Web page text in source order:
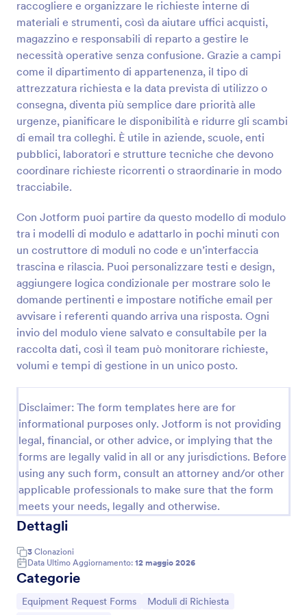
raccogliere e organizzare le richieste interne di
materiali e strumenti, così da aiutare uffici acquisti,
magazzino e responsabili di reparto a gestire le
necessità operative senza confusione. Grazie a campi
come il dipartimento di appartenenza, il tipo di
attrezzatura richiesta e la data prevista di utilizzo o
consegna, diventa più semplice dare priorità alle
urgenze, pianificare le disponibilità e ridurre gli scambi
di email tra colleghi. È utile in aziende, scuole, enti
pubblici, laboratori e strutture tecniche che devono
coordinare richieste ricorrenti o straordinarie in modo
tracciabile.
Con Jotform puoi partire da questo modello di modulo
tra i modelli di modulo e adattarlo in pochi minuti con
un costruttore di moduli no code e un’interfaccia
trascina e rilascia. Puoi personalizzare testi e design,
aggiungere logica condizionale per mostrare solo le
domande pertinenti e impostare notifiche email per
avvisare i referenti quando arriva una risposta. Ogni
invio del modulo viene salvato e consultabile per la
raccolta dati, così il team può monitorare richieste,
volumi e tempi di gestione in un unico posto.
Disclaimer: The form templates here are for
informational purposes only. Jotform is not providing
legal, financial, or other advice, or implying that the
forms are legally valid in all or any jurisdictions. Before
using any such form, consult an attorney and/or other
applicable professionals to make sure that the form
meets your needs, legally and otherwise.
Dettagli
3 Clonazioni
Data Ultimo Aggiornamento: 12 maggio 2026
Categorie
Vai alla Categoria:
Equipment Request Forms Vai alla Categoria:
Moduli di Richiesta
Anteprima
Richiesta Rifornimento Scorte Form
Raccogli e gestisci le richieste interne di prelievo dal
magazzino con Jotform, migliorando la data
l’organizzazione delle risposte in un unico flusso
digitale.
Go to Category:
Material Order Forms
Usa Template
Anteprima